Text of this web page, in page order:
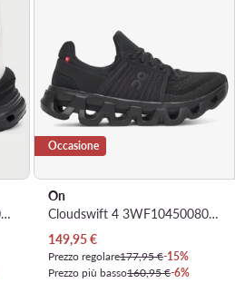
Cloudrunner 3 3WG10051043 · Scarpe running
Occasione
On
Cloudswift 4 3WF10450080 · Scarpe running
Prezzo attuale
149,95€
Prezzo regolare177,95 €-15%
Prezzo più basso160,95 €-6%